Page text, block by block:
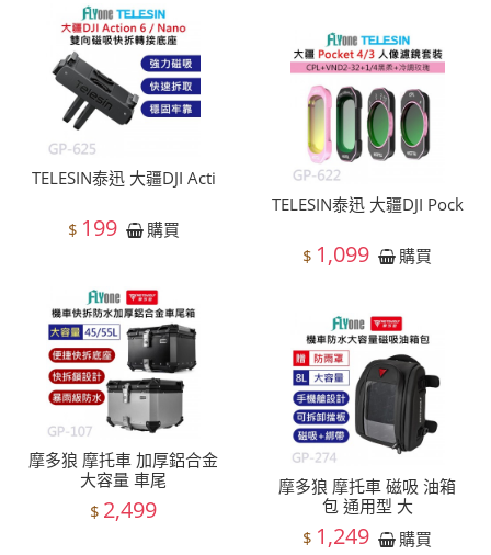
TELESIN泰迅 大疆DJI Acti
$ 199 購買
TELESIN泰迅 大疆DJI Pock
$ 1,099 購買
摩多狼 摩托車 加厚鋁合金
大容量 車尾
$ 2,499
摩多狼 摩托車 磁吸 油箱
包 通用型 大
$ 1,249 購買